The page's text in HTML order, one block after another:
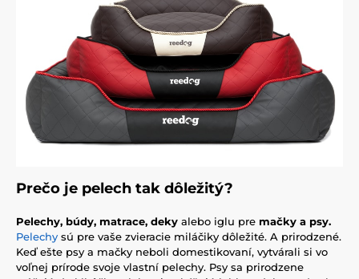
Prečo je pelech tak dôležitý?
Pelechy, búdy, matrace, deky alebo iglu pre mačky a psy.
Pelechy sú pre vaše zvieracie miláčiky dôležité. A prirodzené.
Keď ešte psy a mačky neboli domestikovaní, vytvárali si vo
voľnej prírode svoje vlastní pelechy. Psy sa prirodzene